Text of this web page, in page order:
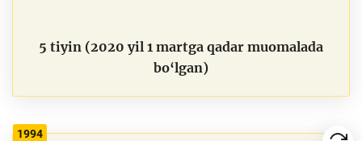
5 tiyin (2020 yil 1 martga qadar muomalada
bo‘lgan)
1994